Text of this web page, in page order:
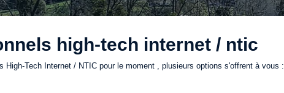
high-tech internet / ntic
Tech Internet / NTIC pour le moment , plusieurs options s'offrent à vous :